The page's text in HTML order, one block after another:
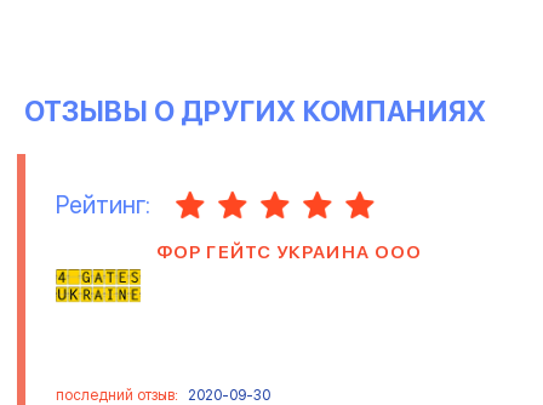
ОТЗЫВЫ О ДРУГИХ КОМПАНИЯХ
Рейтинг:
ФОР ГЕЙТС УКРАИНА ООО
последний отзыв: 2020-09-30